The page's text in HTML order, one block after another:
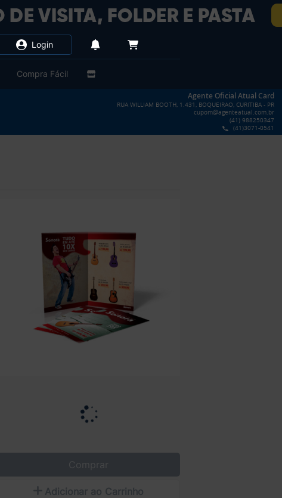
Compra Fácil
Login
Agente Oficial Atual Card
RUA WILLIAM BOOTH, 1.431, BOQUEIRAO, CURITIBA - PR
cupom@agenteatual.com.br
(41) 988250347
(41)3071-0541
Comprar
Adicionar ao Carrinho